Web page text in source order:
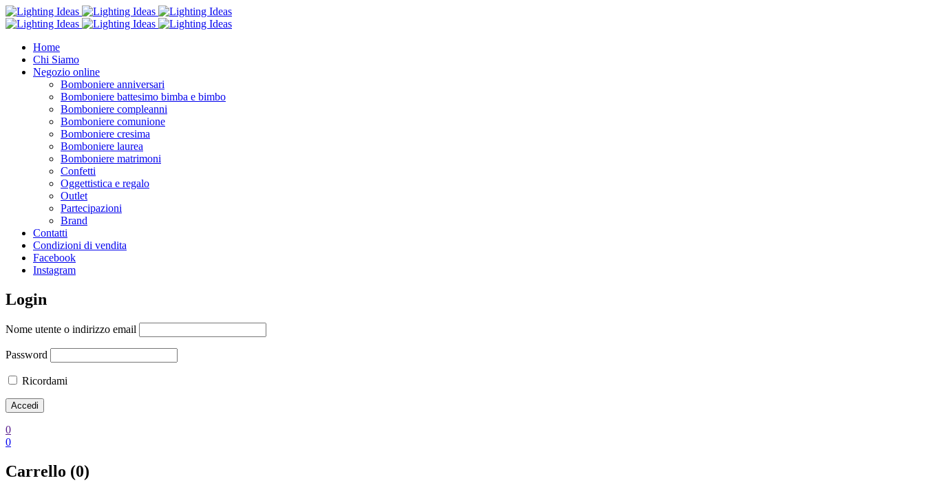
Home
Chi Siamo
Negozio online
Bomboniere anniversari
Bomboniere battesimo bimba e bimbo
Bomboniere compleanni
Bomboniere comunione
Bomboniere cresima
Bomboniere laurea
Bomboniere matrimoni
Confetti
Oggettistica e regalo
Outlet
Partecipazioni
Brand
Contatti
Condizioni di vendita
Facebook
Instagram
Login
Nome utente o indirizzo email
Password
Ricordami
0
0
Carrello (0)